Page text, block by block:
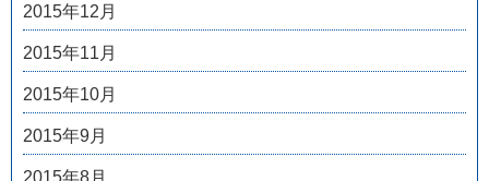
2015年12月
2015年11月
2015年10月
2015年9月
2015年8月